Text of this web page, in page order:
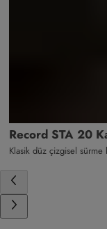
Record STA 20
Klasik düz çizgisel